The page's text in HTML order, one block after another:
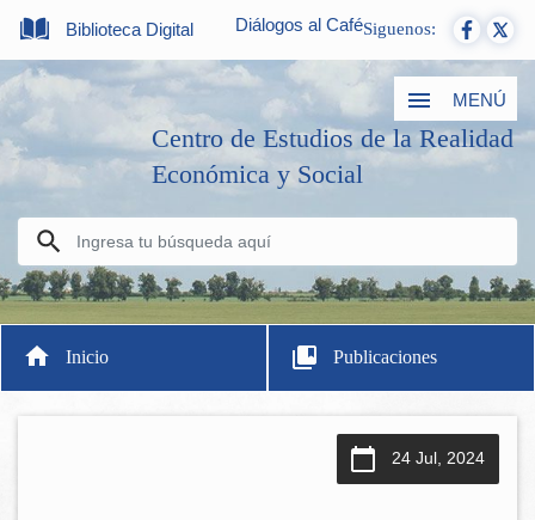
Biblioteca Digital Diálogos al CaféSiguenos:
MENÚ
Centro de Estudios de la Realidad
Económica y Social
Inicio Publicaciones
24 Jul, 2024